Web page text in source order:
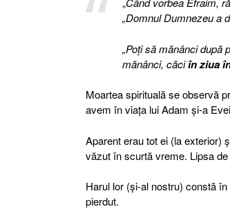
„Domnul Dumnezeu a
„Poţi să mănânci după
mănânci, căciîn ziua
Moartea spirituală se observă
avem în viaţa lui Adam şi-a
Aparent erau tot ei (la exterior)
văzut în scurtă vreme. Lipsa
Harul lor (şi-al nostru) constă
pierdut.